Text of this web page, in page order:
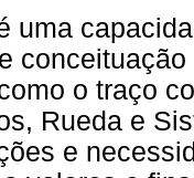
uma
o traço
Rueda e
e